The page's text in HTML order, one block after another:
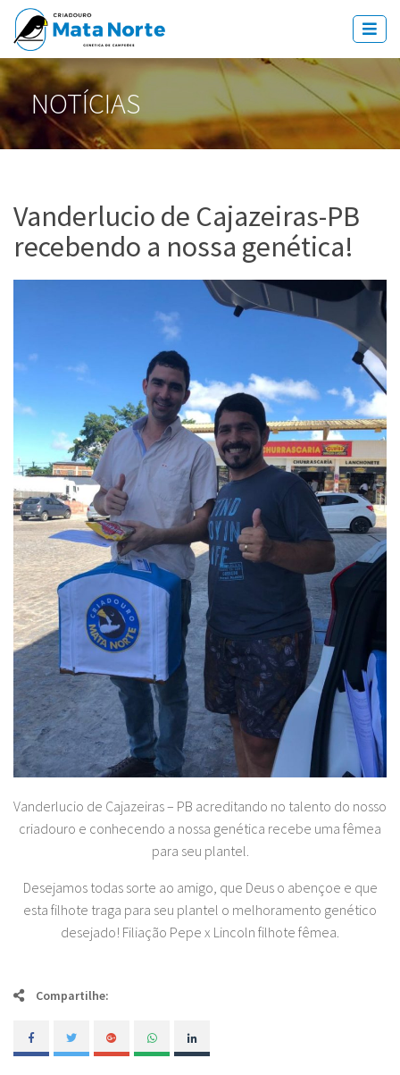
NOTÍCIAS
Vanderlucio de Cajazeiras-PB
recebendo a nossa genética!
Vanderlucio de Cajazeiras – PB acreditando no talento do nosso
criadouro e conhecendo a nossa genética recebe uma fêmea
para seu plantel.
Desejamos todas sorte ao amigo, que Deus o abençoe e que
esta filhote traga para seu plantel o melhoramento genético
desejado! Filiação Pepe x Lincoln filhote fêmea.
Compartilhe: